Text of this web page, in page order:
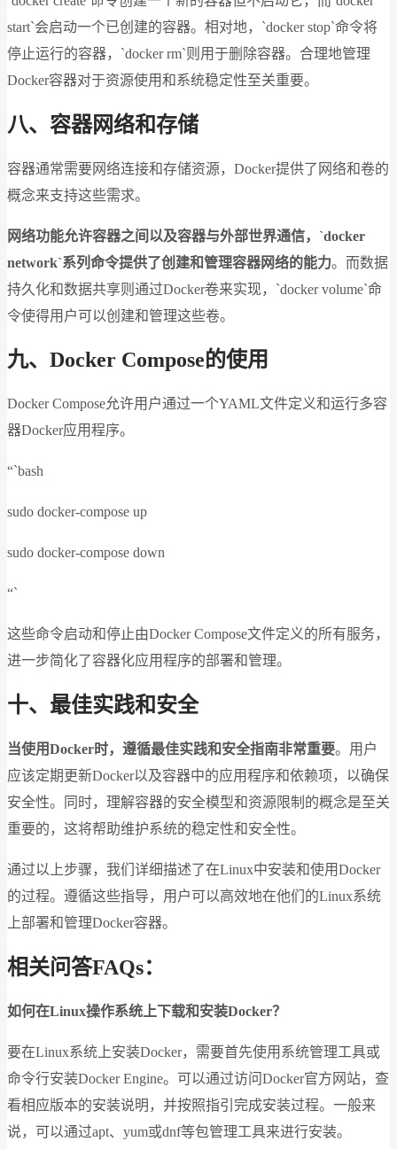
start`会启动一个已创建的容器。相对地，`docker stop`命令将
停止运行的容器，`docker rm`则用于删除容器。合理地管理
Docker容器对于资源使用和系统稳定性至关重要。
八、容器网络和存储
容器通常需要网络连接和存储资源，Docker提供了网络和卷的
概念来支持这些需求。
网络功能允许容器之间以及容器与外部世界通信，`docker
network`系列命令提供了创建和管理容器网络的能力。而数据
持久化和数据共享则通过Docker卷来实现，`docker volume`命
令使得用户可以创建和管理这些卷。
九、Docker Compose的使用
Docker Compose允许用户通过一个YAML文件定义和运行多容
器Docker应用程序。
“`bash
sudo docker-compose up
sudo docker-compose down
“`
这些命令启动和停止由Docker Compose文件定义的所有服务，
进一步简化了容器化应用程序的部署和管理。
十、最佳实践和安全
当使用Docker时，遵循最佳实践和安全指南非常重要。用户
应该定期更新Docker以及容器中的应用程序和依赖项，以确保
安全性。同时，理解容器的安全模型和资源限制的概念是至关
重要的，这将帮助维护系统的稳定性和安全性。
通过以上步骤，我们详细描述了在Linux中安装和使用Docker
的过程。遵循这些指导，用户可以高效地在他们的Linux系统
上部署和管理Docker容器。
相关问答FAQs：
如何在Linux操作系统上下载和安装Docker？
要在Linux系统上安装Docker，需要首先使用系统管理工具或
命令行安装Docker Engine。可以通过访问Docker官方网站，查
看相应版本的安装说明，并按照指引完成安装过程。一般来
说，可以通过apt、yum或dnf等包管理工具来进行安装。